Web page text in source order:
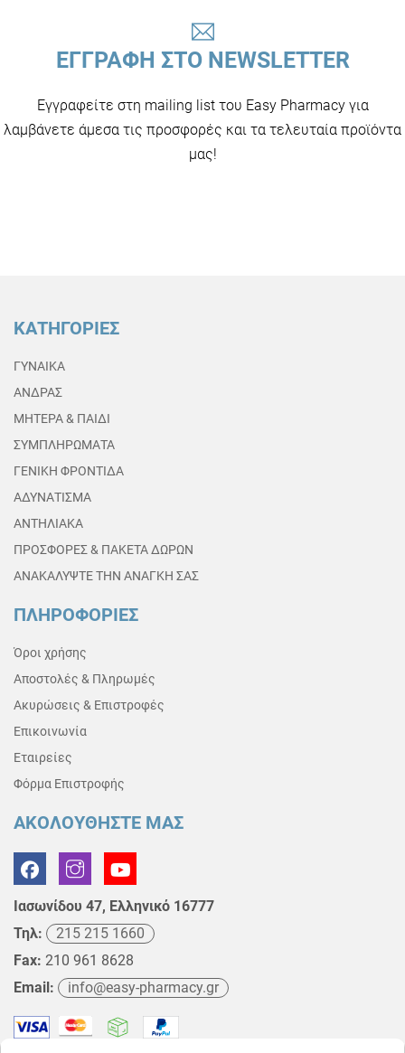
ΕΓΓΡΑΦΗ ΣΤΟ NEWSLETTER
Εγγραφείτε στη mailing list του Easy Pharmacy για
λαμβάνετε άμεσα τις προσφορές και τα τελευταία προϊόντα
μας!
ΚΑΤΗΓΟΡΙΕΣ
ΓΥΝΑΙΚΑ
ΑΝΔΡΑΣ
ΜΗΤΕΡΑ & ΠΑΙΔΙ
ΣΥΜΠΛΗΡΩΜΑΤΑ
ΓΕΝΙΚΗ ΦΡΟΝΤΙΔΑ
ΑΔΥΝΑΤΙΣΜΑ
ΑΝΤΗΛΙΑΚΑ
ΠΡΟΣΦΟΡΕΣ & ΠΑΚΕΤΑ ΔΩΡΩΝ
ΑΝΑΚΑΛΥΨΤΕ ΤΗΝ ΑΝΑΓΚΗ ΣΑΣ
ΠΛΗΡΟΦΟΡΙΕΣ
Όροι χρήσης
Αποστολές & Πληρωμές
Ακυρώσεις & Επιστροφές
Επικοινωνία
Εταιρείες
Φόρμα Επιστροφής
ΑΚΟΛΟΥΘΗΣΤΕ ΜΑΣ
Ιασωνίδου 47, Ελληνικό 16777
Τηλ:
215 215 1660
Fax: 210 961 8628
Email:
info@easy-pharmacy.gr